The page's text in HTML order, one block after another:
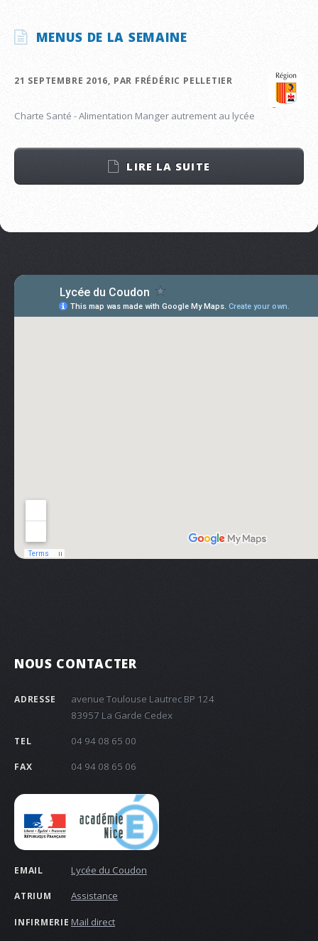
MENUS DE LA SEMAINE
21 SEPTEMBRE 2016, PAR FRÉDÉRIC PELLETIER
Charte Santé - Alimentation Manger autrement au lycée
LIRE LA SUITE
NOUS CONTACTER
ADRESSE
avenue Toulouse Lautrec BP 124
83957 La Garde Cedex
TEL 04 94 08 65 00
FAX 04 94 08 65 06
EMAIL Lycée du Coudon
ATRIUM Assistance
INFIRMERIE Mail direct